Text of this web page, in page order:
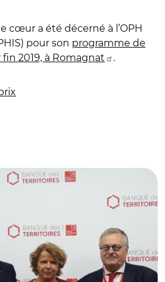
cœur a été décerné à l’OPH
pour son programme de
2019, à Romagnat
.